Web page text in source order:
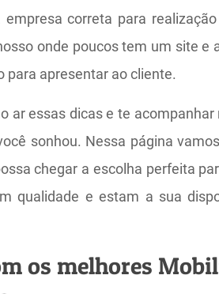
correta para
onde poucos tem um site e
apresentar ao cliente.
ar essas dicas e te
sonhou. Nessa página
chegar a escolha perfeita
qualidade e estam a sua
os melhores